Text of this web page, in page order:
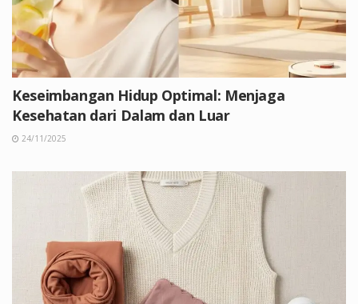
Keseimbangan Hidup Optimal: Menjaga
Kesehatan dari Dalam dan Luar
24/11/2025